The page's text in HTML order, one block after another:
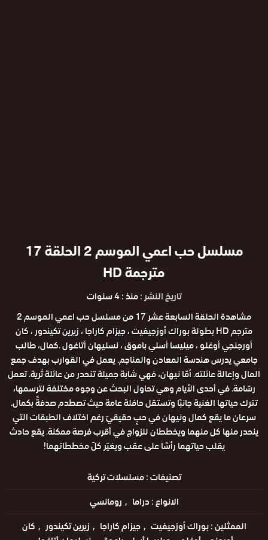
مسلسل حب اعمي الموسم 2 الحلقة 17
مترجمة HD
تاريخ النشر :منذ : 4 سنوات
مشاهدة الحلقة السابعة عشر 17 من مسلسل حب اعمي الموسم 2
مترجم HD بطولة بوراك أوزجيفيت ، جيزام كاراجا ، زيرين تكيندور ، كان
أورجنجي أوغلو ، ميليسا أسلي باموق ، نسليهان أتاغول .كمال، طالب
جامعي يدرس هندسة المعادن والمناجم. يعمل في القوارب بهدف جمع
المال وإعالة عائلته. أمّا نيهان، فهي شابة جميلة تنحدر من عائلة ثرية. تعمل
رسّامة. في أحدى الأيام وهي تحاول البحث عن وجوه مختلفة لترسمها،
تترك حياتها الغنية جانبًا وتستقل حافلة عامة حيث تصطدم صدفةً بكمال.
سرعان ما يقع كمال ونيهان في حبٍ حقيقيّ رغم اختلاف الطبقات التي
ينحدر منها كل منهما ويخططان للزواج في أقرب فرصة ممكنة. يقع حادث
يقلب حياتهما رأسًا على عقب ويغيّر كلّ مخططاتهما!
تصنيفات :مسلسلات تركية
الانواع :دراما
رومانسي
الممثلين :بوراك أوزجيفيت جيزام كاراجا زيرين تكيندور
كان